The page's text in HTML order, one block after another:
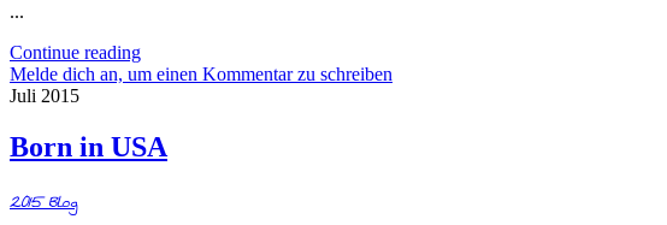
...
Continue reading
Melde dich an, um einen Kommentar zu schreiben
Juli 2015
Born in USA
2015Blog